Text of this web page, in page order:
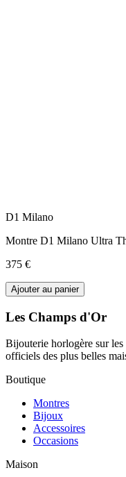
D1 Milano
Montre D1 Milano Ultra
375 €
Ajouter au panier
Les Champs d'Or
Bijouterie horlogère sur
officiels des plus belles
Boutique
Montres
Bijoux
Accessoires
Occasions
Maison